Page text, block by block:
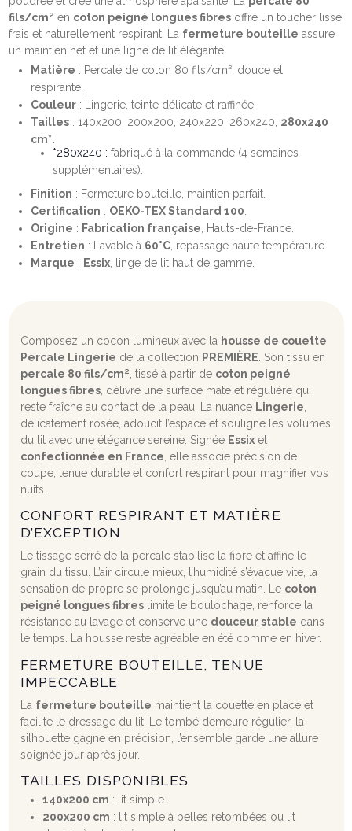
fils/cm² en coton peigné longues fibresoffre un toucher lisse,
frais et naturellement respirant. La fermeture bouteille assure
un maintien net et une ligne de lit élégante.
Matière : Percale de coton 80 fils/cm², douce et
respirante.
Couleur: Lingerie, teinte délicate et raffinée.
Tailles: 140x200, 200x200, 240x220, 260x240, 280x240
cm*.
*280x240 : fabriqué à la commande (4 semaines
supplémentaires).
Finition : Fermeture bouteille, maintien parfait.
Certification : OEKO-TEX Standard 100
Origine : Fabrication française , Hauts-de-France.
Entretien : Lavable à 60°C, repassage haute température.
Marque : Essix, linge de lit haut de gamme.
Composez un cocon lumineux avec la housse de couette
Percale Lingerie de la collection PREMIÈRE. Son tissu en
percale 80 fils/cm², tissé à partir de coton peigné
longues fibres, délivre une surface mate et régulière qui
reste fraîche au contact de la peau. La nuance Lingerie,
délicatement rosée, adoucit l’espace et souligne les volumes
du lit avec une élégance sereine. Signée Essixet
confectionnée en France, elle associe précision de
coupe, tenue durable et confort respirant pour magnifier vos
nuits.
CONFORT RESPIRANT ET MATIÈRE
D’EXCEPTION
Le tissage serré de la percale stabilise la fibre et affine le
grain du tissu. L’air circule mieux, l’humidité s’évacue vite, la
sensation de propre se prolonge jusqu’au matin. Le coton
peigné longues fibreslimite le boulochage, renforce la
résistance au lavage et conserve une douceur stable dans
le temps. La housse reste agréable en été comme en hiver.
FERMETURE BOUTEILLE, TENUE
IMPECCABLE
La fermeture bouteille maintient la couette en place et
facilite le dressage du lit. Le tombé demeure régulier, la
silhouette gagne en précision, l’ensemble garde une allure
soignée jour après jour.
TAILLES DISPONIBLES
140x200 cm : lit simple.
200x200 cm : lit simple à belles retombées ou lit